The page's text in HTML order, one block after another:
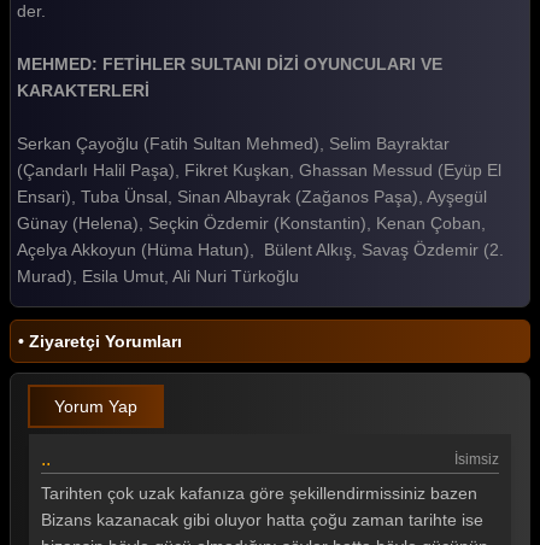
der.
MEHMED: FETİHLER SULTANI DİZİ OYUNCULARI VE
KARAKTERLERİ
Serkan Çayoğlu (Fatih Sultan Mehmed), Selim Bayraktar
(Çandarlı Halil Paşa), Fikret Kuşkan, Ghassan Messud (Eyüp El
Ensari), Tuba Ünsal, Sinan Albayrak (Zağanos Paşa), Ayşegül
Günay (Helena), Seçkin Özdemir (Konstantin), Kenan Çoban,
Açelya Akkoyun (Hüma Hatun), Bülent Alkış, Savaş Özdemir (2.
Murad), Esila Umut, Ali Nuri Türkoğlu
• Ziyaretçi Yorumları
Yorum Yap
.. İsimsiz
Tarihten çok uzak kafanıza göre şekillendirmissiniz bazen
Bizans kazanacak gibi oluyor hatta çoğu zaman tarihte ise